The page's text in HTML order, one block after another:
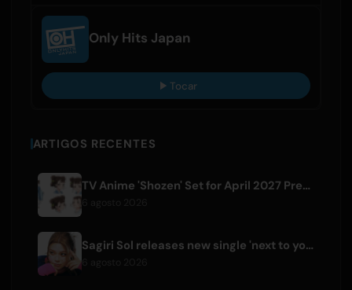
Only Hits Japan
Tocar
ARTIGOS RECENTES
TV Anime 'Shozen' Set for April 2027 Premiere on Fuji TV
Sagiri Sol releases new single 'next to your love' after hiatus